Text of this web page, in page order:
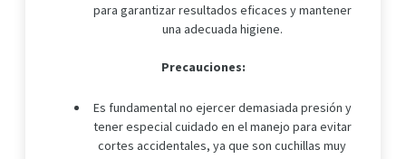
para garantizar resultados eficaces y mantener
una adecuada higiene.
Precauciones:
Es fundamental no ejercer demasiada presión y
tener especial cuidado en el manejo para evitar
cortes accidentales, ya que son cuchillas muy